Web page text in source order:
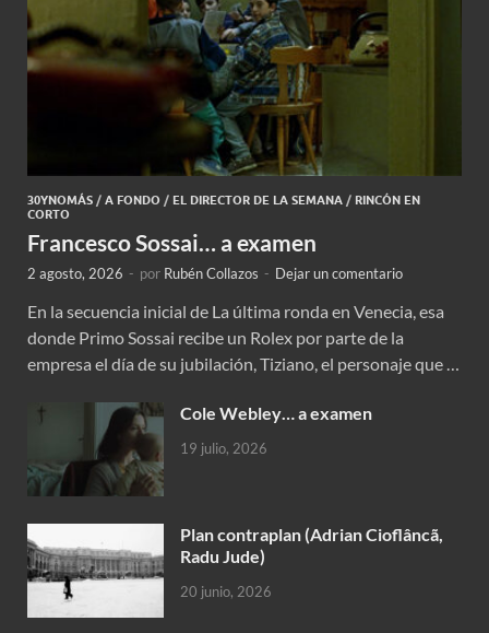
30YNOMÁS / A FONDO / EL DIRECTOR DE LA SEMANA / RINCÓN EN
CORTO
Francesco Sossai… a examen
2 agosto, 2026 - por Rubén Collazos - Dejar un comentario
En la secuencia inicial de La última ronda en Venecia, esa
donde Primo Sossai recibe un Rolex por parte de la
empresa el día de su jubilación, Tiziano, el personaje que …
Cole Webley… a examen
19 julio, 2026
Plan contraplan (Adrian Cioflâncã,
Radu Jude)
20 junio, 2026